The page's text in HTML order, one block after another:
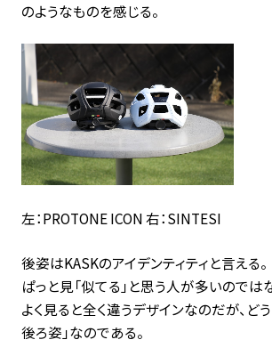
のようなものを感じる。
左：PROTONE ICON 右：SINTESI
後姿はKASKのアイデンティティと言える。
ぱっと見「似てる」と思う人が多いのでは
よく見ると全く違うデザインなのだが、ど
後ろ姿」なのである。